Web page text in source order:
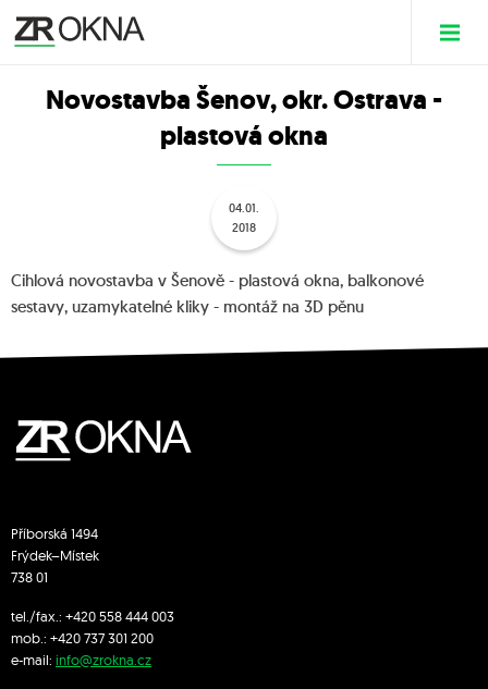
Novostavba Šenov, okr. Ostrava -
plastová okna
04.01.
2018
Cihlová novostavba v Šenově - plastová okna, balkonové
sestavy, uzamykatelné kliky - montáž na 3D pěnu
Příborská 1494
Frýdek–Místek
738 01
tel./fax.: +420 558 444 003
mob.: +420 737 301 200
e-mail: info@zrokna.cz